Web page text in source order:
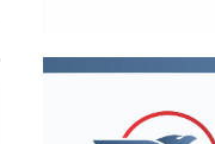
ENTRETENIMENTO